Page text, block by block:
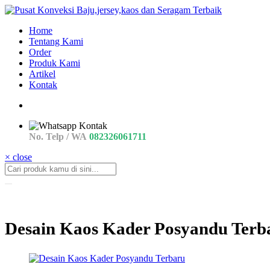
Home
Tentang Kami
Order
Produk Kami
Artikel
Kontak
No. Telp / WA 082326061711
× close
Desain Kaos Kader Posyandu